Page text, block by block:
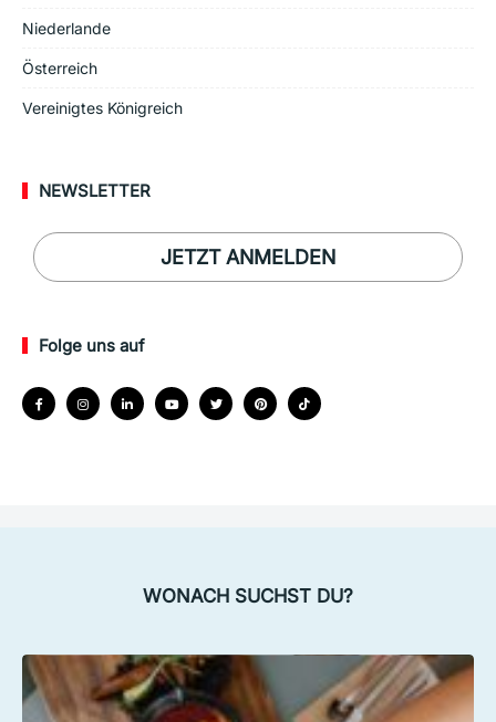
Niederlande
Österreich
Vereinigtes Königreich
NEWSLETTER
JETZT ANMELDEN
Folge uns auf
WONACH SUCHST DU?